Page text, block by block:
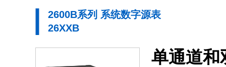
2600B系列 系统数字源表
26XXB
单通道和